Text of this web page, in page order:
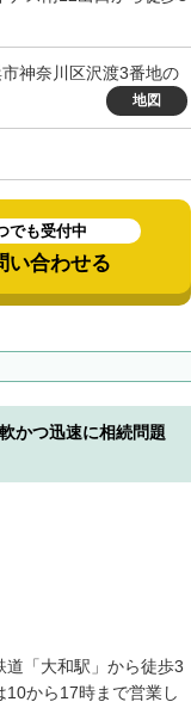
神奈川区沢渡3番地の
地図
でも受付中
い合わせる
かつ迅速に相続問題
「大和駅」から徒歩3
から17時まで営業し